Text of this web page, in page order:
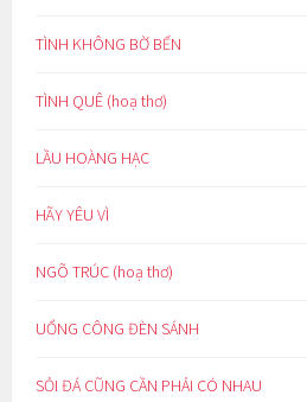
TÌNH KHÔNG BỜ BẾN
TÌNH QUÊ (hoạ thơ)
LẦU HOÀNG HẠC
HÃY YÊU VÌ
NGÕ TRÚC (hoạ thơ)
UỔNG CÔNG ĐÈN SÁNH
SỎI ĐÁ CŨNG CẦN PHẢI CÓ NHAU